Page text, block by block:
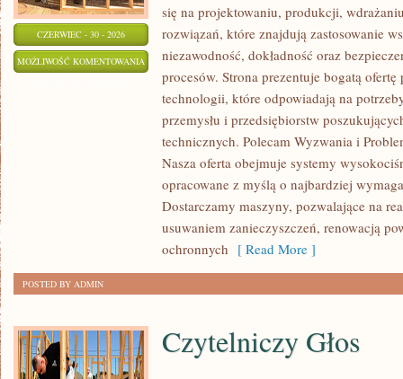
CZERWIEC - 30 - 2026
MOŻLIWOŚĆ KOMENTOWANIA WYZWANIA
PROBLEMY
BRANŻY
się na projektowaniu, produkcji,
rozwiązań, które znajdują zastosowanie
niezawodność, dokładność oraz
procesów. Strona prezentuje bogatą ofertę
technologii, które odpowiadają na
przemysłu i przedsiębiorstw
technicznych. Polecam Wyzwania i
Nasza oferta obejmuje systemy
opracowane z myślą o najbardziej
Dostarczamy maszyny, pozwalające na
usuwaniem zanieczyszczeń, renowacją
ochronnych [ Read More ]
POSTED BY ADMIN
Czytelniczy Głos